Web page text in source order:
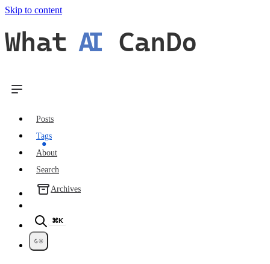
Skip to content
What AI CanDo
Posts
Tags
About
Search
Archives
⌘K